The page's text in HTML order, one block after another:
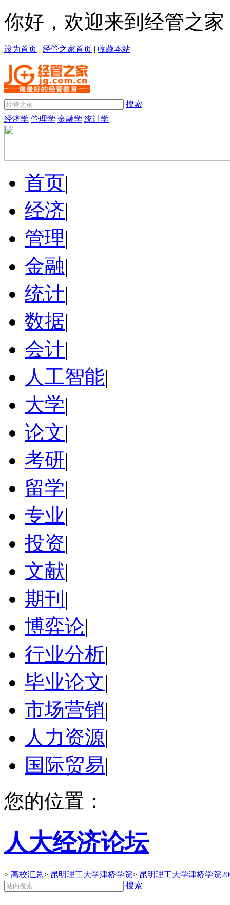
你好，欢迎来到经管之家
设为首页 | 经管之家首页 | 收藏本站
搜索
经济学 管理学 金融学 统计学
首页|
经济|
管理|
金融|
统计|
数据|
会计|
人工智能|
大学|
论文|
考研|
留学|
专业|
投资|
文献|
期刊 |
博弈论|
行业分析|
毕业论文|
市场营销|
人力资源|
国际贸易|
您的位置：
人大经济论坛
> 高校汇总> 昆明理工大学津桥学院> 昆明理工大学津桥学院
搜索